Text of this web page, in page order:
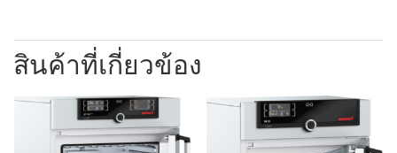
สินค้าที่เกี่ยวข้อง